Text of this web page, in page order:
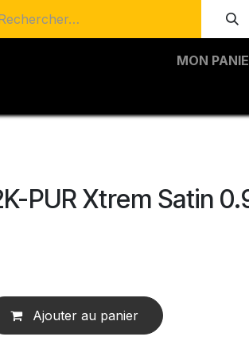
MON
PUR Xtrem Satin
Ajouter au panier